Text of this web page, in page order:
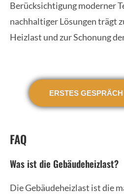
Berücksichtigung moderner
nachhaltiger Lösungen trägt
Heizlast und zur Schonung
ERSTES
FAQ
Was ist die Gebäudeheizlast?
Die Gebäudeheizlast ist die